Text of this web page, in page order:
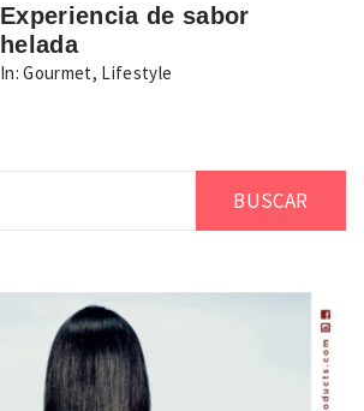
Experiencia de sabor
helada
In: Gourmet, Lifestyle